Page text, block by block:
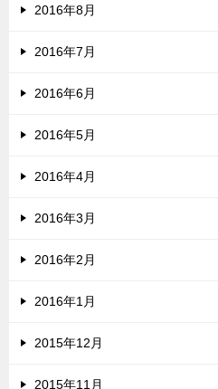
2016年8月
2016年7月
2016年6月
2016年5月
2016年4月
2016年3月
2016年2月
2016年1月
2015年12月
2015年11月